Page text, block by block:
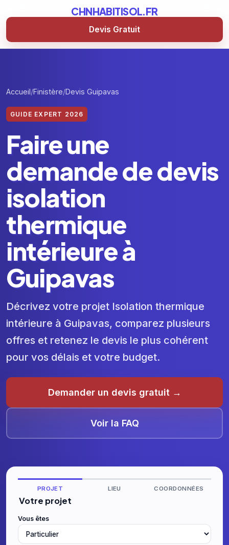
CHNHABITISOL.FR
Devis Gratuit
Accueil Finistère Devis Guipavas
GUIDE EXPERT 2026
Faire une
demande de devis
isolation
thermique
intérieure à
Guipavas
Décrivez votre projet Isolation thermique
intérieure à Guipavas, comparez plusieurs
offres et retenez le devis le plus cohérent
pour vos délais et votre budget.
Demander un devis gratuit →
Voir la FAQ
PROJET LIEU COORDONNÉES
Votre projet
Vous êtes